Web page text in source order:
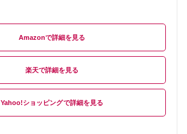
Amazon
楽天
Yahoo!ショッピング